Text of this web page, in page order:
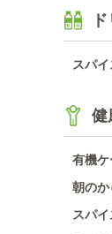
スパ
健
有機
朝の
スパ